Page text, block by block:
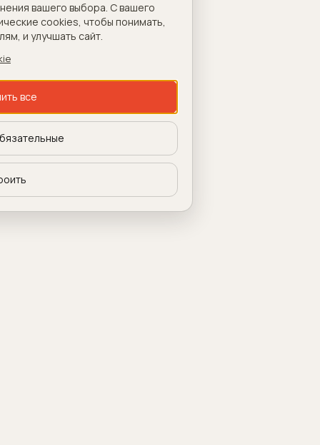
вашего выбора. С вашего
cookies, чтобы понимать,
и улучшать сайт.
все